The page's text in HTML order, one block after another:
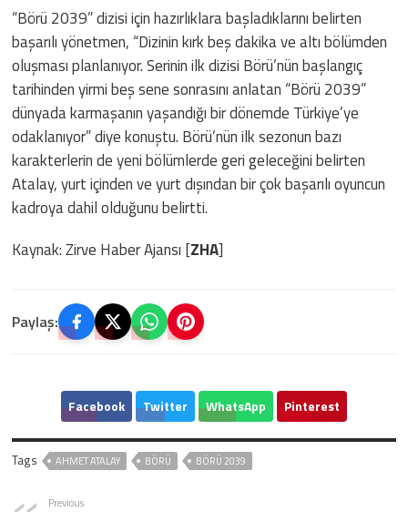
“Börü 2039” dizisi için hazırlıklara başladıklarını belirten
başarılı yönetmen, “Dizinin kırk beş dakika ve altı bölümden
oluşması planlanıyor. Serinin ilk dizisi Börü’nün başlangıç
tarihinden yirmi beş sene sonrasını anlatan “Börü 2039”
dünyada karmaşanın yaşandığı bir dönemde Türkiye’ye
odaklanıyor” diye konuştu. Börü’nün ilk sezonun bazı
karakterlerin de yeni bölümlerde geri geleceğini belirten
Atalay, yurt içinden ve yurt dışından bir çok başarılı oyuncun
kadroya dahil olduğunu belirtti.
Kaynak: Zirve Haber Ajansı [ZHA]
Paylaş:
Facebook Twitter WhatsApp Pinterest
Tags AHMET ATALAY BÖRÜ BÖRÜ 2039
Previous